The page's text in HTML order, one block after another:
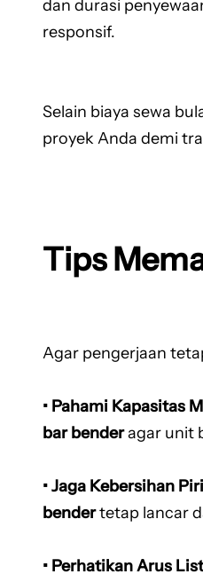
dan durasi
responsif.
Selain biaya sewa
proyek Anda demi
Tips
Agar pengerjaan
• Pahami Kapasitas
bar benderagar unit
• Jaga Kebersihan
bendertetap lancar
• Perhatikan Arus